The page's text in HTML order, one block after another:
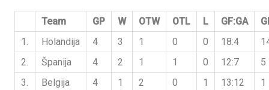
Team GP W OTW OTL L GF:GA
1.
Holandija 4 3 1 0 0 18:4
2.
Španija 4 2 1 1 0 12:7
5
3.
Belgija 4 1 2 0 1 13:12
1